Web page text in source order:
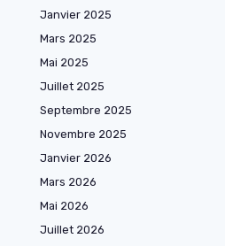
Janvier 2025
Mars 2025
Mai 2025
Juillet 2025
Septembre 2025
Novembre 2025
Janvier 2026
Mars 2026
Mai 2026
Juillet 2026